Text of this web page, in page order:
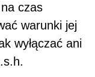
czas
warunki jej
wyłączać ani